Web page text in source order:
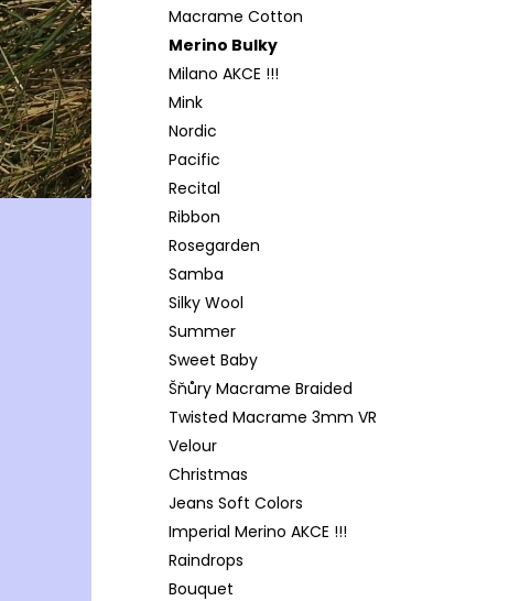
Macrame Cotton
Merino Bulky
Milano AKCE !!!
Mink
Nordic
Pacific
Recital
Ribbon
Rosegarden
Samba
Silky Wool
Summer
Sweet Baby
Šňůry Macrame Braided
Twisted Macrame 3mm VR
Velour
Christmas
Jeans Soft Colors
Imperial Merino AKCE !!!
Raindrops
Bouquet